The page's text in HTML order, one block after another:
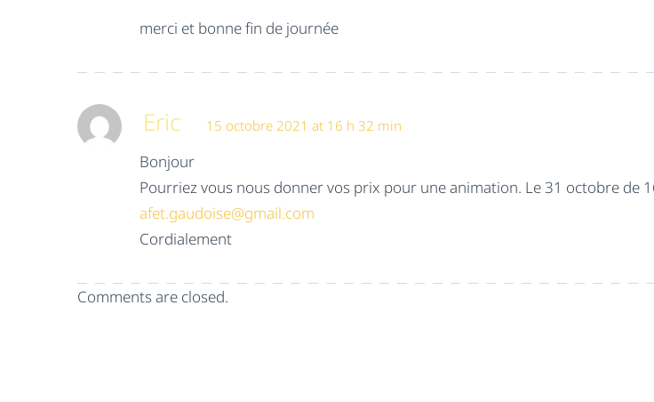
merci et bonne fin de journée
Eric 15 octobre 2021 at 16 h 32 min
Bonjour
Pourriez vous nous donner vos prix pour une animation. Le 31 octobre de
afet.gaudoise@gmail.com
Cordialement
Comments are closed.